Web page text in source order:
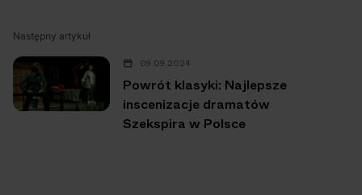
Następny artykuł
09.09.2024
Powrót klasyki: Najlepsze
inscenizacje dramatów
Szekspira w Polsce